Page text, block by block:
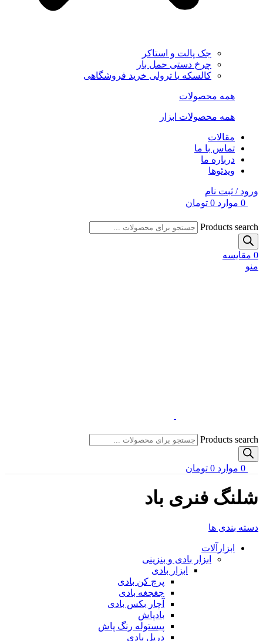
جک پالت و استاکر
چرخ دستی حمل بار
کالسکه یا ترولی خرید فروشگاهی
همه محصولات
همه محصولات ابزار
مقالات
تماس با ما
درباره ما
ویدئوها
ورود / ثبت نام
0 موارد 0 تومان
Products search
0 مقایسه
منو
Products search
0 موارد 0 تومان
شلنگ فنری باد
دسته بندی ها
ابزارآلات
ابزار بادی و بنزینی
ابزار بادی
پرچ کن بادی
جغجغه بادی
آچار بکس بادی
بادپاش
پیستوله رنگ پاش
دریل بادی